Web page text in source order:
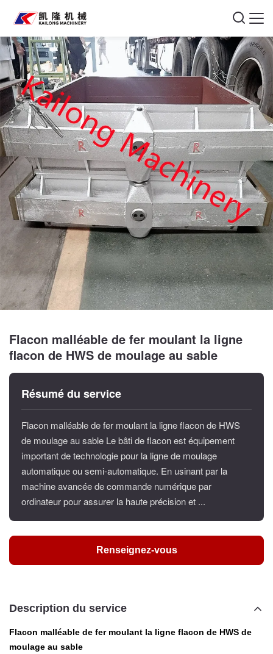
Flacon malléable de fer moulant la ligne
flacon de HWS de moulage au sable
Résumé du service
Flacon malléable de fer moulant la ligne flacon de HWS
de moulage au sable Le bâti de flacon est équipement
important de technologie pour la ligne de moulage
automatique ou semi-automatique. En usinant par la
machine avancée de commande numérique par
ordinateur pour assurer la haute précision et ...
Renseignez-vous
Description du service
Flacon malléable de fer moulant la ligne flacon de HWS de
moulage au sable